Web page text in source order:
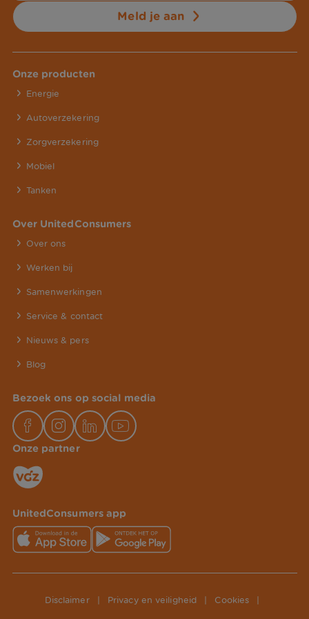
Meld je aan
Onze producten
Energie
Autoverzekering
Zorgverzekering
Mobiel
Tanken
Over UnitedConsumers
Over ons
Werken bij
Samenwerkingen
Service & contact
Nieuws & pers
Blog
Bezoek ons op social media
Onze partner
UnitedConsumers app
Disclaimer Privacy en veiligheid Cookies